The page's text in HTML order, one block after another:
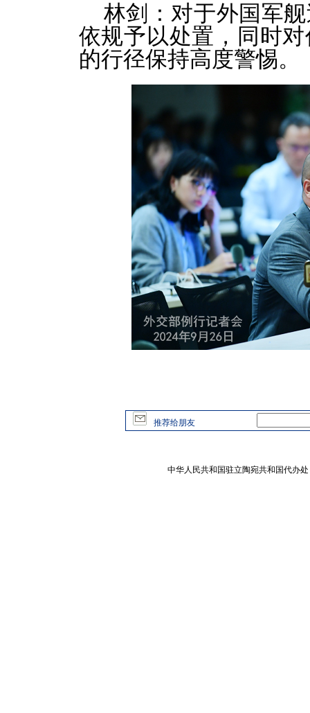
林剑：对于外国军
依规予以处置，同时
的行径保持高度警惕。
推荐给朋友
中华人民共和国驻立陶宛共和国代办处